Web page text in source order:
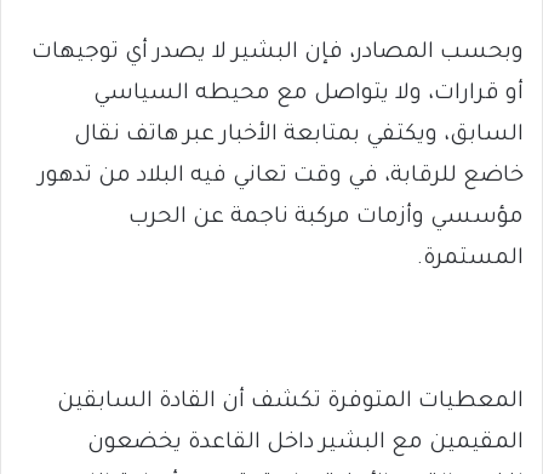
وبحسب المصادر، فإن البشير لا يصدر أي توجيهات
أو قرارات، ولا يتواصل مع محيطه السياسي
السابق، ويكتفي بمتابعة الأخبار عبر هاتف نقال
خاضع للرقابة، في وقت تعاني فيه البلاد من تدهور
مؤسسي وأزمات مركبة ناجمة عن الحرب
المستمرة.
المعطيات المتوفرة تكشف أن القادة السابقين
المقيمين مع البشير داخل القاعدة يخضعون